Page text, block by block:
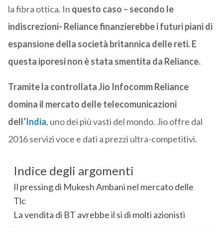
la fibra ottica. In questo caso – secondo le
indiscrezioni- Reliance finanzierebbe i futuri piani di
espansione della società britannica delle reti. E
questa iporesi non è stata smentita da Reliance.
Tramite la controllata Jio Infocomm Reliance
domina il mercato delle telecomunicazioni
dell’India, uno dei più vasti del mondo. Jio offre dal
2016 servizi voce e dati a prezzi ultra-competitivi.
Indice degli argomenti
Il pressing di Mukesh Ambani nel mercato delle
Tlc
La vendita di BT avrebbe il sì di molti azionisti